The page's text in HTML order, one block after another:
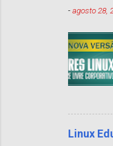
-agosto 28,
Linux